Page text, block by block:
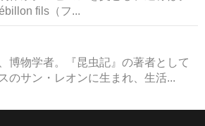
fils（フ...
博物学者。『昆虫記』の著者として
のサン・レオンに生まれ、生活...